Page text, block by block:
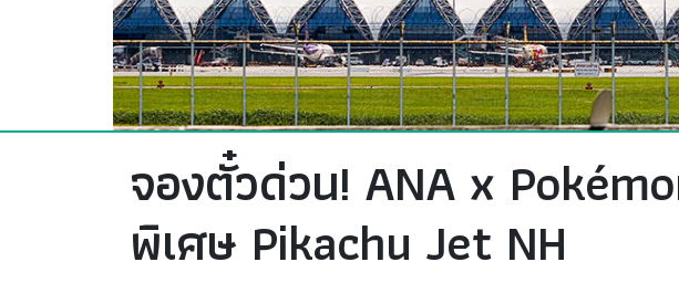
จองตั๋วด่วน! ANA x
พิเศษ Pikachu Jet NH